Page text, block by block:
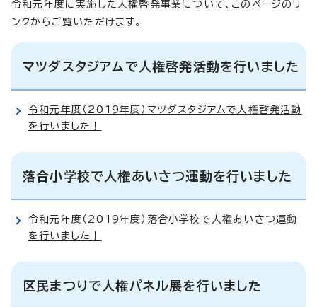
令和元年度に実施した人権啓発事業について、このページのリ
ンクからご覧いただけます。
マツダスタジアムで人権啓発活動を行いました
令和元年度（2019年度）マツダスタジアムで人権啓発活動
を行いました！
落合小学校で人権あいさつ運動を行いました
令和元年度（2019年度）落合小学校で人権あいさつ運動
を行いました！
区民まつりで人権パネル展を行いました